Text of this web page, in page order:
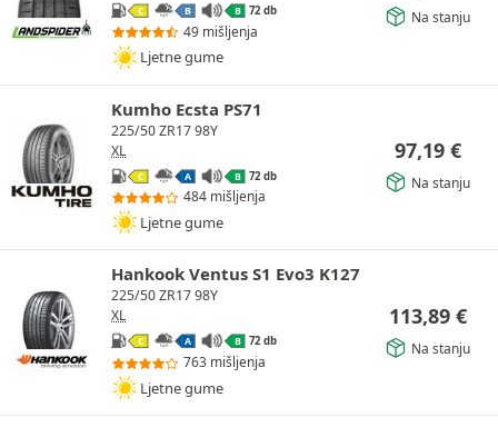
C B B 72 db
49 mišljenja
Ljetne gume
Na stanju
Kumho Ecsta PS71
225/50 ZR17 98Y
XL
C A B 72 db
484 mišljenja
Ljetne gume
97,19 €
Na stanju
Hankook Ventus S1 Evo3 K127
225/50 ZR17 98Y
XL
C A B 72 db
763 mišljenja
Ljetne gume
113,89 €
Na stanju